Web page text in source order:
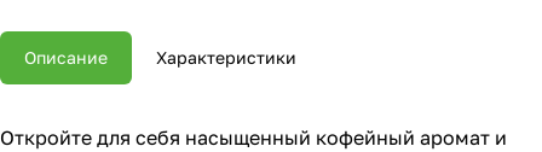
Описание Характеристики
Откройте для себя насыщенный кофейный аромат и